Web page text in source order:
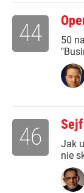
50
44
Jak
nie
46